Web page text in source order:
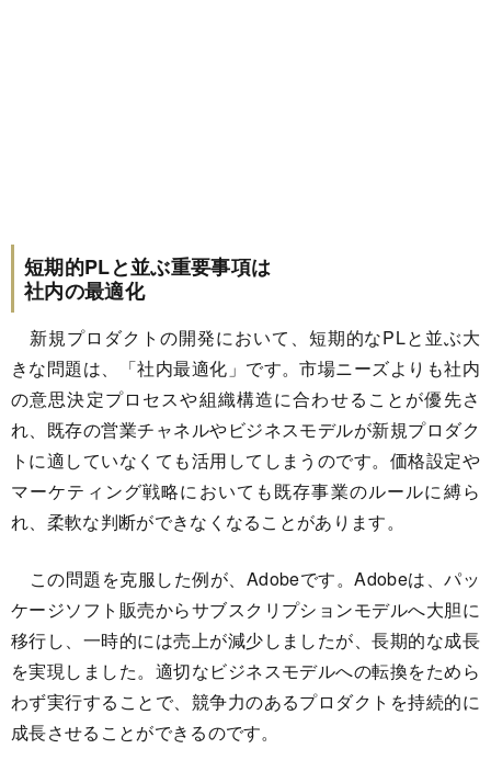
短期的PLと並ぶ重要事項は
社内の最適化
新規プロダクトの開発において、短期的なPLと並ぶ大
きな問題は、「社内最適化」です。市場ニーズよりも社内
の意思決定プロセスや組織構造に合わせることが優先さ
れ、既存の営業チャネルやビジネスモデルが新規プロダク
トに適していなくても活用してしまうのです。価格設定や
マーケティング戦略においても既存事業のルールに縛ら
れ、柔軟な判断ができなくなることがあります。
この問題を克服した例が、Adobeです。Adobeは、パッ
ケージソフト販売からサブスクリプションモデルへ大胆に
移行し、一時的には売上が減少しましたが、長期的な成長
を実現しました。適切なビジネスモデルへの転換をためら
わず実行することで、競争力のあるプロダクトを持続的に
成長させることができるのです。